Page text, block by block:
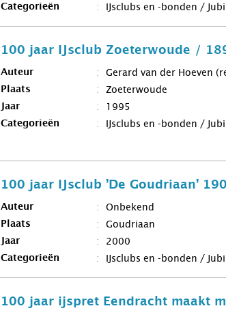
Categorieën IJsclubs en -bonden /
100 jaar IJsclub Zoeterwoude /
Auteur Gerard van der Hoeven
Plaats Zoeterwoude
Jaar 1995
Categorieën IJsclubs en -bonden /
100 jaar IJsclub ’De Goudriaan’
Auteur Onbekend
Plaats Goudriaan
Jaar 2000
Categorieën IJsclubs en -bonden /
100 jaar ijspret Eendracht maakt